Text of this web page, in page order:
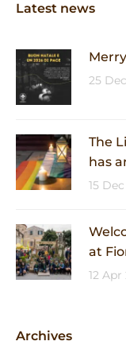
Latest news
25
The
has
15
at
12 Apr
Archives